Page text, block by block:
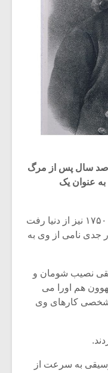
صد سال پس از مرگ
عنوان یک
او در سال ۱۶۸۵ بدنیا آمد و در سال ۱۷۵۰ نیز از دنیا رفت
جدی نامی از وی به
نصیب شومان و
هم اورا می
شخصی کارهای وی
به سرعت از